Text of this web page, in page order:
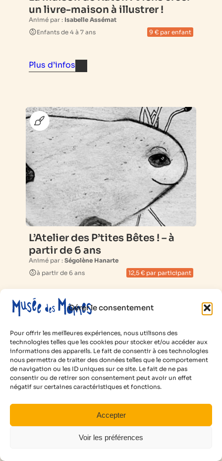
Gérer le consentement
Pour offrir les meilleures expériences, nous utilisons des
technologies telles que les cookies pour stocker et/ou accéder aux
informations des appareils. Le fait de consentir à ces technologies
nous permettra de traiter des données telles que le comportement
de navigation ou les ID uniques sur ce site. Le fait de ne pas
consentir ou de retirer son consentement peut avoir un effet
négatif sur certaines caractéristiques et fonctions.
Accepter
Voir les préférences
un livre-maison à illustrer !
Animé par : Isabelle Assémat
Enfants de 4 à 7 ans
9 € par enfant
Plus d’infos
L’Atelier des P’tites Bêtes ! – à
partir de 6 ans
Animé par : Ségolène Hanarte
à partir de 6 ans
12,5 € par participant
Plus d’infos